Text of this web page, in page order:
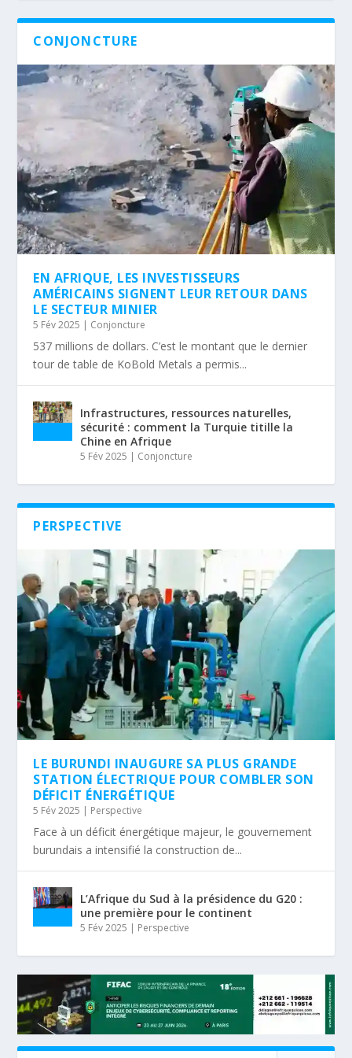
CONJONCTURE
EN AFRIQUE, LES INVESTISSEURS
AMÉRICAINS SIGNENT LEUR RETOUR DANS
LE SECTEUR MINIER
5 Fév 2025 Conjoncture
537 millions de dollars. C’est le montant que le dernier
tour de table de KoBold Metals a permis...
Infrastructures, ressources naturelles,
sécurité : comment la Turquie titille la
Chine en Afrique
5 Fév 2025 Conjoncture
PERSPECTIVE
LE BURUNDI INAUGURE SA PLUS GRANDE
STATION ÉLECTRIQUE POUR COMBLER SON
DÉFICIT ÉNERGÉTIQUE
5 Fév 2025 | Perspective
Face à un déficit énergétique majeur, le gouvernement
burundais a intensifié la construction de...
L’Afrique du Sud à la présidence du G20 :
une première pour le continent
5 Fév 2025 | Perspective